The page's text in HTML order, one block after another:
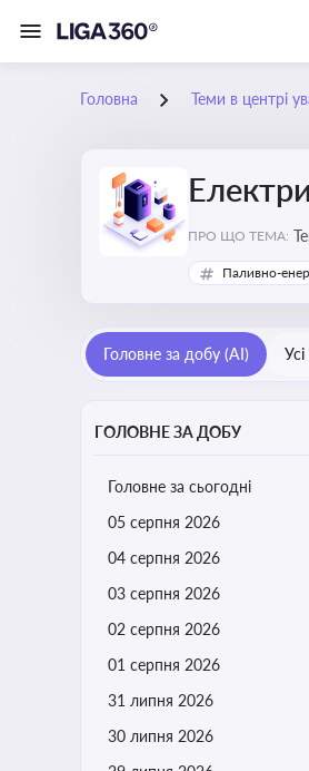
Головна Теми в центрі
ПРО ЩО ТЕМА:
Паливно-
Головне за добу (AI) Усі
ГОЛОВНЕ ЗА ДОБУ
Головне за сьогодні
05 серпня 2026
04 серпня 2026
03 серпня 2026
02 серпня 2026
01 серпня 2026
31 липня 2026
30 липня 2026